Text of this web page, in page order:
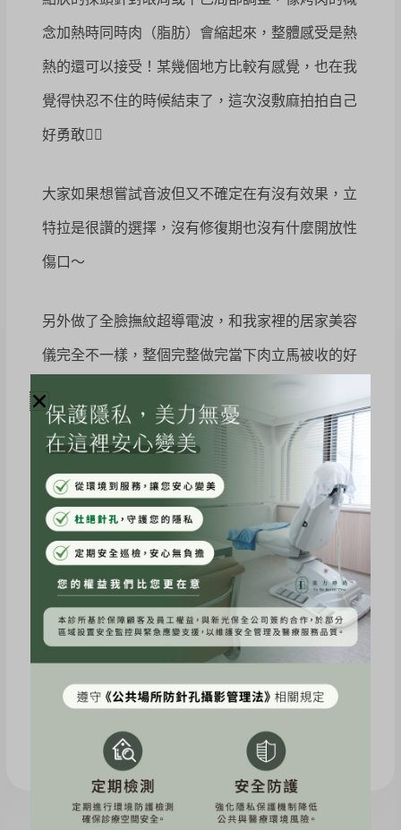
念加熱時同時肉（脂肪）會縮起來，整體感受是熱
熱的還可以接受！某幾個地方比較有感覺，也在我
覺得快忍不住的時候結束了，這次沒敷麻拍拍自己
好勇敢✌🏼
大家如果想嘗試音波但又不確定在有沒有效果，立
特拉是很讚的選擇，沒有修復期也沒有什麼開放性
傷口～
另外做了全臉撫紋超導電波，和我家裡的居家美容
儀完全不一樣，整個完整做完當下肉立馬被收的好
好的，不用很用力的一直縮，下巴整個往上提～輪
廓線又更上一層樓了，非常快樂😊✨
文章來源：Instagram.com/yanyen_
療程介紹
點我立即預約